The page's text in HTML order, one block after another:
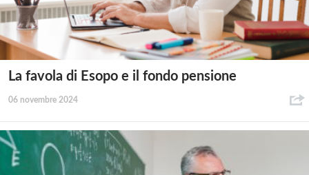
La favola di Esopo e il fondo pensione
06 novembre 2024